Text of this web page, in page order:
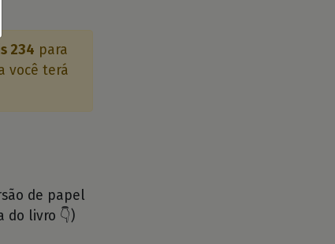
234 para
você terá
de papel
do livro 👇)